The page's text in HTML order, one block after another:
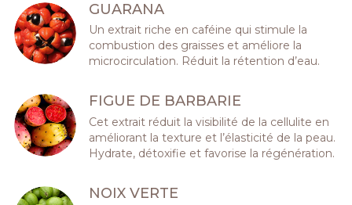
GUARANA
Un extrait riche en caféine qui stimule la
combustion des graisses et améliore la
microcirculation. Réduit la rétention d’eau.
FIGUE DE BARBARIE
Cet extrait réduit la visibilité de la cellulite en
améliorant la texture et l’élasticité de la peau.
Hydrate, détoxifie et favorise la régénération.
NOIX VERTE